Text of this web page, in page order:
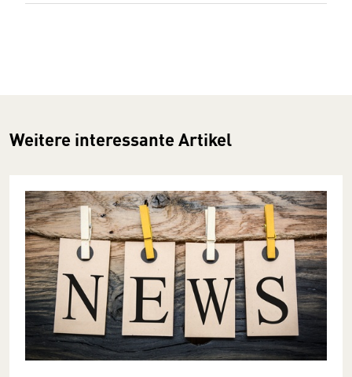
Weitere interessante Artikel